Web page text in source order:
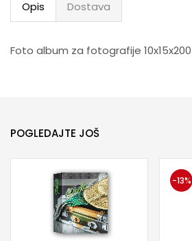
Opis Dostava
Foto album za fotografije
POGLEDAJTE JOŠ
-13%